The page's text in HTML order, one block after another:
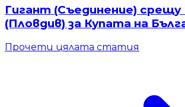
Гигант (Съединение)
(Пловдив) за Купата на
Прочети цялата статия